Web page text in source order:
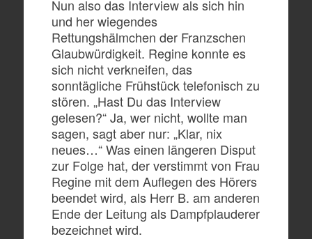
Nun also das Interview als sich hin
und her wiegendes
Rettungshälmchen der Franzschen
Glaubwürdigkeit. Regine konnte es
sich nicht verkneifen, das
sonntägliche Frühstück telefonisch zu
stören. „Hast Du das Interview
gelesen?“ Ja, wer nicht, wollte man
sagen, sagt aber nur: „Klar, nix
neues…“ Was einen längeren Disput
zur Folge hat, der verstimmt von Frau
Regine mit dem Auflegen des Hörers
beendet wird, als Herr B. am anderen
Ende der Leitung als Dampfplauderer
bezeichnet wird.